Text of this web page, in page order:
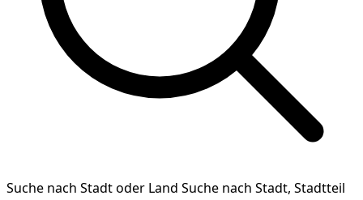
Suche nach Stadt oder Land Suche nach Stadt, Stadtteil